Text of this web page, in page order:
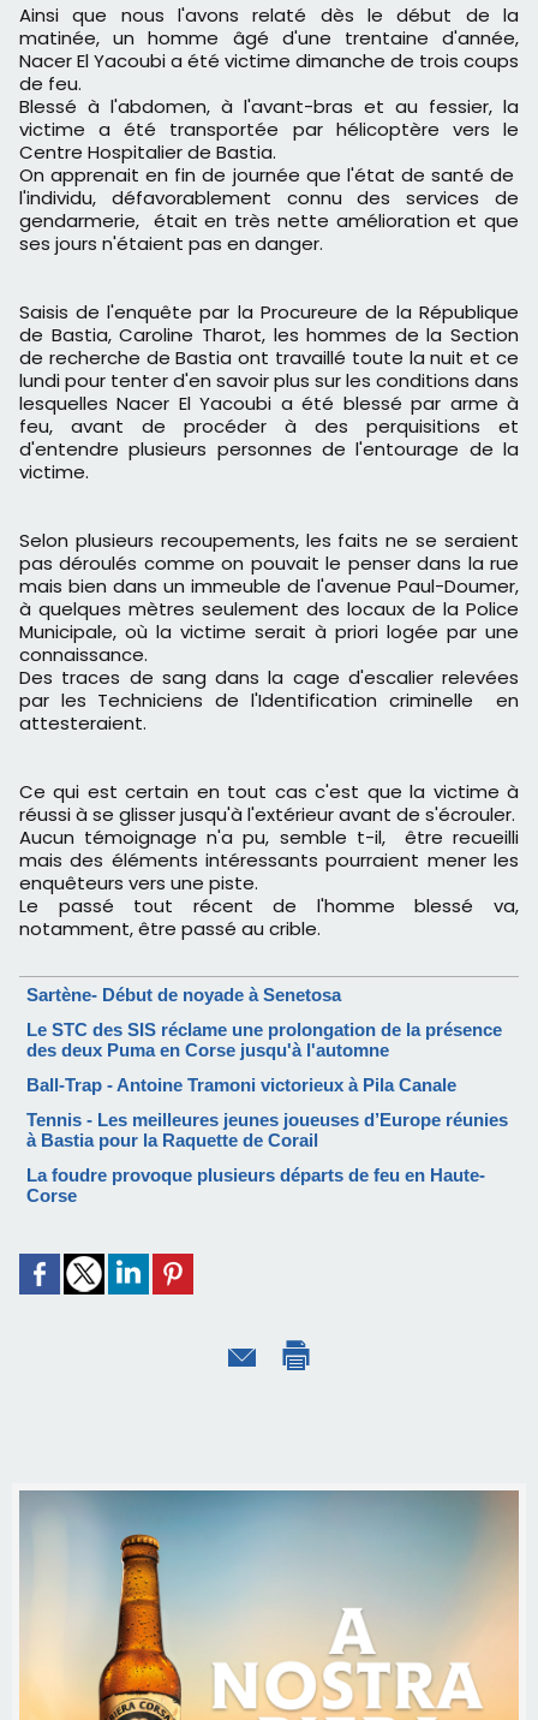
Ainsi que nous l'avons relaté dès le début de la
matinée, un homme âgé d'une trentaine d'année,
Nacer El Yacoubi a été victime dimanche de trois coups
de feu.
Blessé à l'abdomen, à l'avant-bras et au fessier, la
victime a été transportée par hélicoptère vers le
Centre Hospitalier de Bastia.
On apprenait en fin de journée que l'état de santé de
l'individu, défavorablement connu des services de
gendarmerie, était en très nette amélioration et que
ses jours n'étaient pas en danger.
Saisis de l'enquête par la Procureure de la République
de Bastia, Caroline Tharot, les hommes de la Section
de recherche de Bastia ont travaillé toute la nuit et ce
lundi pour tenter d'en savoir plus sur les conditions dans
lesquelles Nacer El Yacoubi a été blessé par arme à
feu, avant de procéder à des perquisitions et
d'entendre plusieurs personnes de l'entourage de la
victime.
Selon plusieurs recoupements, les faits ne se seraient
pas déroulés comme on pouvait le penser dans la rue
mais bien dans un immeuble de l'avenue Paul-Doumer,
à quelques mètres seulement des locaux de la Police
Municipale, où la victime serait à priori logée par une
connaissance.
Des traces de sang dans la cage d'escalier relevées
par les Techniciens de l'Identification criminelle en
attesteraient.
Ce qui est certain en tout cas c'est que la victime à
réussi à se glisser jusqu'à l'extérieur avant de s'écrouler.
Aucun témoignage n'a pu, semble t-il, être recueilli
mais des éléments intéressants pourraient mener les
enquêteurs vers une piste.
Le passé tout récent de l'homme blessé va,
notamment, être passé au crible.
Sartène- Début de noyade à Senetosa
Le STC des SIS réclame une prolongation de la présence
des deux Puma en Corse jusqu'à l'automne
Ball-Trap - Antoine Tramoni victorieux à Pila Canale
Tennis - Les meilleures jeunes joueuses d’Europe réunies
à Bastia pour la Raquette de Corail
La foudre provoque plusieurs départs de feu en Haute-
Corse